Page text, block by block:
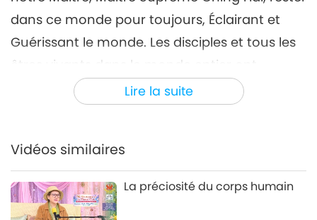
Lire la suite
dans ce monde pour toujours, Éclairant et
Guérissant le monde. Les disciples et tous les
êtres vivants dans le monde entier ont
toujours besoin de Maître pour qu’Elle
continue à nous enseigner en avançant vers
Nous avons également besoin des
enseignements de Maître du Ciel et nous
comptons sur Elle pour bénir le monde et
Vidéos similaires
La préciosité du corps humain